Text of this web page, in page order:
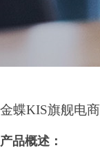
金蝶KIS旗舰电
产品概述：